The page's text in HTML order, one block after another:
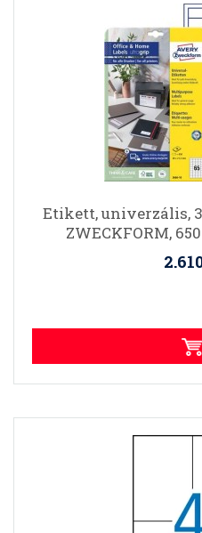
Etikett, univerzális,
ZWECKFORM,